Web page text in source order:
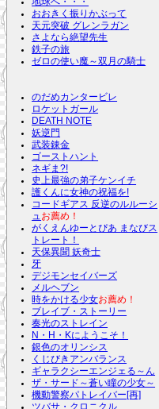
地球へ・・・
おおきく振りかぶって
天元突破 グレンラガン
さよなら絶望先生
鉄子の旅
ゼロの使い魔～双月の騎士
のだめカンタービレ
ロケットガール
DEATH NOTE
妖逆門
武装錬金
ゴーストハント
ネギま?!
史上最強の弟子ケンイチ
護くんに女神の祝福を!
コードギアス 反逆のルルーシ
ュお薦め！
がくえんゆーとぴあ まなびス
トレート！
天保異聞 妖奇士
牙
デジモンセイバーズ
メルヘブン
時をかける少女お薦め！
ブレイブ・ストーリー
奏光のストレイン
N・H・Kにようこそ！
銀色のオリンシス
くじびきアンバランス
ギャラクシーエンジェる～ん
ザ・サード～蒼い瞳の少女～
機動警察パトレイバー[再]
ツバサ・クロニクル